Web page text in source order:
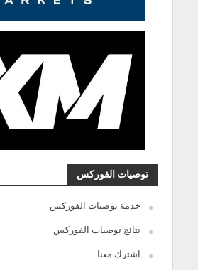
توصيات الفوركس
خدمة توصيات الفوركس
نتائج توصيات الفوركس
اشترك معنا